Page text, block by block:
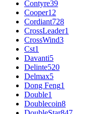
Contyre39
Cooper12
Cordiant728
CrossLeader1
CrossWind3
Cst1
Davanti5
Delinte520
Delmax5
Dong Feng1
Double1
Doublecoin8